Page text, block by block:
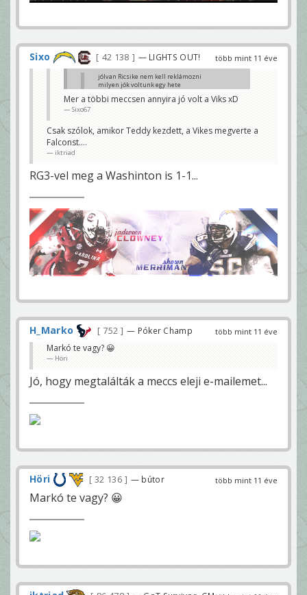
több mint 11 éve
Sixo 42 138 — LIGHTS OUT!
jólvan Ricsike nem kell reklámozni
milyen jók voltunk egy hete
Arra lehet rakni egy * jelet, mert a 3. QB(nemsokára
iktriad
Mer a többi meccsen annyira jó volt a Viks xD
Sixo67
Csak szólok, amikor Teddy kezdett, a Vikes megverte a
Falconst....
iktriad
RG3-vel meg a Washinton is 1-1...
több mint 11 éve
H_Marko 752 — Póker Champ
Markó te vagy? 😀
Höri
Jó, hogy megtalálták a meccs eleji e-mailemet...
több mint 11 éve
Höri 32 136 — bútor
Markó te vagy? 😀